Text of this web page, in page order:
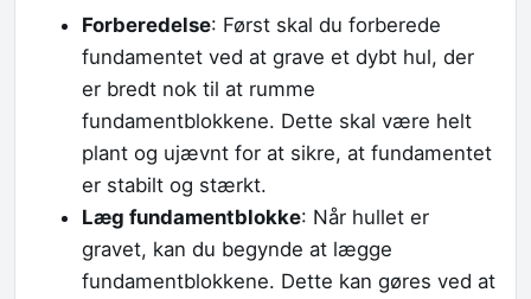
Forberedelse: Først skal du forberede
fundamentet ved at grave et dybt hul, der
er bredt nok til at rumme
fundamentblokkene. Dette skal være helt
plant og ujævnt for at sikre, at fundamentet
er stabilt og stærkt.
Læg fundamentblokke: Når hullet er
gravet, kan du begynde at lægge
fundamentblokkene. Dette kan gøres ved at